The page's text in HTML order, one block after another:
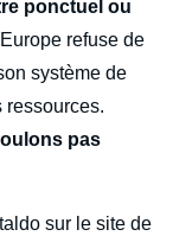
ponctuel ou
refuse de
système de
ressources.
pas
sur le site de